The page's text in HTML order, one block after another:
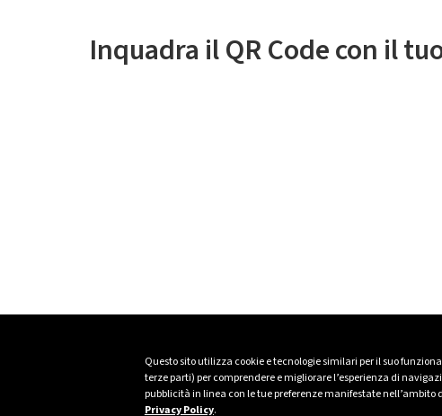
Questo sito utilizza cookie e tecnologie similari per il suo
terze parti) per comprendere e migliorare l’esperienza di
pubblicità in linea con le tue preferenze manifestate
Privacy Policy.
Inquadra il QR Code con il